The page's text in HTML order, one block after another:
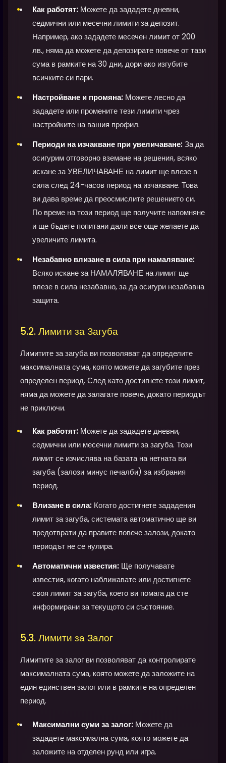
Как работят: Можете да зададете дневни,
седмични или месечни лимити за депозит.
Например, ако зададете месечен лимит от 200
лв., няма да можете да депозирате повече от тази
сума в рамките на 30 дни, дори ако изгубите
всичките си пари.
Настройване и промяна: Можете лесно да
зададете или промените тези лимити чрез
настройките на вашия профил.
Периоди на изчакване при увеличаване:За да
осигурим отговорно вземане на решения, всяко
искане за УВЕЛИЧАВАНЕ на лимит ще влезе в
сила след 24-часов период на изчакване. Това
ви дава време да преосмислите решението си.
По време на този период ще получите напомняне
и ще бъдете попитани дали все още желаете да
увеличите лимита.
Незабавно влизане в сила при намаляване:
Всяко искане за НАМАЛЯВАНЕ на лимит ще
влезе в сила незабавно, за да осигури незабавна
защита.
5.2. Лимити за Загуба
Лимитите за загуба ви позволяват да определите
максималната сума, която можете да загубите през
определен период. След като достигнете този лимит,
няма да можете да залагате повече, докато периодът
не приключи.
Как работят: Можете да зададете дневни,
седмични или месечни лимити за загуба. Този
лимит се изчислява на базата на нетната ви
загуба (залози минус печалби) за избрания
период.
Влизане в сила: Когато достигнете зададения
лимит за загуба, системата автоматично ще ви
предотврати да правите повече залози, докато
периодът не се нулира.
Автоматични известия: Ще получавате
известия, когато наближавате или достигнете
своя лимит за загуба, което ви помага да сте
информирани за текущото си състояние.
5.3. Лимити за Залог
Лимитите за залог ви позволяват да контролирате
максималната сума, която можете да заложите на
един единствен залог или в рамките на определен
период.
Максимални суми за залог: Можете да
зададете максимална сума, която можете да
заложите на отделен рунд или игра.